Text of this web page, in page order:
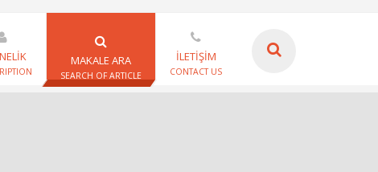
MAKALE ARA
SEARCH OF ARTICLE
İLETİŞİM
CONTACT US